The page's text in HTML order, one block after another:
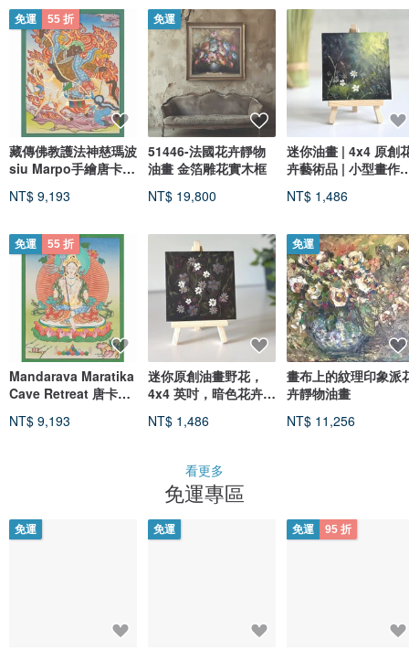
免運 55 折
藏傳佛教護法神慈瑪波
siu Marpo手繪唐卡藝
NT$ 9,193
免運 55 折
Mandarava Maratika
Cave Retreat 唐卡手
NT$ 9,193
免運
51446-法國花卉靜物
油畫 金箔雕花實木框
NT$ 19,800
迷你原創油畫野花，
4x4 英吋，暗色花卉藝
NT$ 1,486
迷你油畫 | 4x4 原創
卉藝術品 | 小型畫作 |
NT$ 1,486
免運
畫布上的紋理印象派
卉靜物油畫
NT$ 11,256
看更多
免運專區
免運 免運 免運 95 折